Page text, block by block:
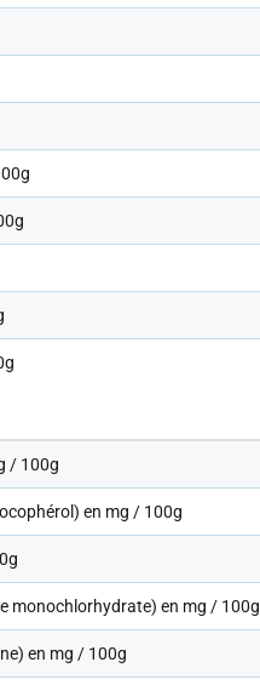
/ 100g
en mg / 100g
monochlorhydrate) en mg / 100g
en mg / 100g